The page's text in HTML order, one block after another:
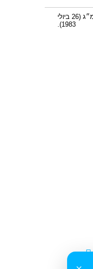
נתקבל בכנסת ביום ט״ז באב התשמ״ג (26 ביולי
1983).